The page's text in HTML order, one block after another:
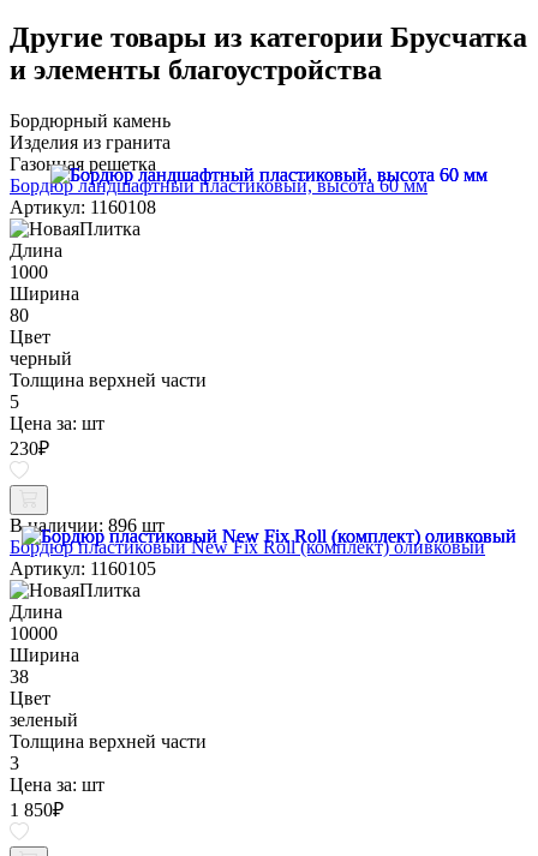
Другие товары из категории Брусчатка
и элементы благоустройства
Бордюрный камень
Изделия из гранита
Газонная решетка
Бордюр ландшафтный пластиковый, высота 60 мм
Артикул: 1160108
Длина
1000
Ширина
80
Цвет
черный
Толщина верхней части
5
Цена за: шт
230₽
В наличии: 896 шт
Бордюр пластиковый New Fix Roll (комплект) оливковый
Артикул: 1160105
Длина
10000
Ширина
38
Цвет
зеленый
Толщина верхней части
3
Цена за: шт
1 850₽